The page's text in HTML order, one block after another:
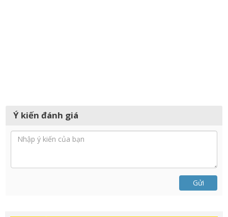
Ý kiến đánh giá
Gửi